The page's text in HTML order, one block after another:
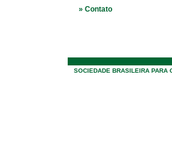
» Contato
SOCIEDADE BRASILEIRA PARA